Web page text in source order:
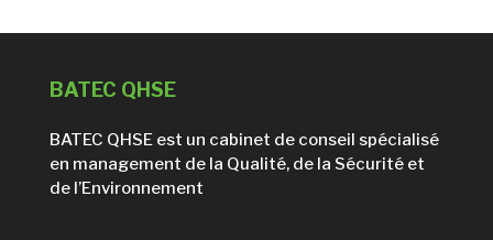
BATEC QHSE
BATEC QHSE est un cabinet de conseil spécialisé
en management de la Qualité, de la Sécurité et
de l’Environnement